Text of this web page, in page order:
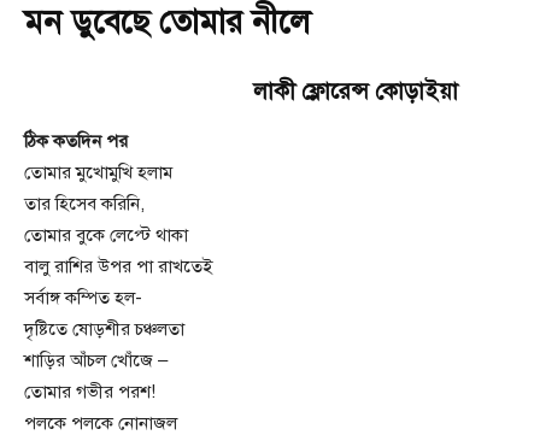
মন ডুবেছে তোমার নীলে
লাকী ফ্লোরেন্স কোড়াইয়া
ঠিক কতদিন পর
তোমার মুখোমুখি হলাম
তার হিসেব করিনি,
তোমার বুকে লেপ্টে থাকা
বালু রাশির উপর পা রাখতেই
সর্বাঙ্গ কম্পিত হল-
দৃষ্টিতে ষোড়শীর চঞ্চলতা
শাড়ির আঁচল খোঁজে –
তোমার গভীর পরশ!
পলকে পলকে নোনাজল